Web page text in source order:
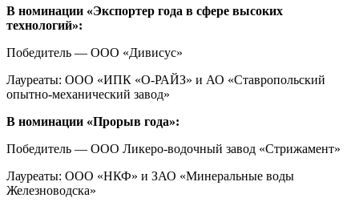
В номинации «Экспортер года в сфере высоких
технологий»:
Победитель — ООО «Дивисус»
Лауреаты: ООО «ИПК «О-РАЙЗ» и АО «Ставропольский
опытно-механический завод»
В номинации «Прорыв года»:
Победитель — ООО Ликеро-водочный завод «Стрижамент»
Лауреаты: ООО «НКФ» и ЗАО «Минеральные воды
Железноводска»